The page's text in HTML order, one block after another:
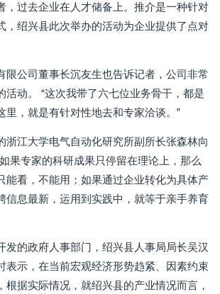
，过去企业在人才储备上。推介是一种针对
，绍兴县此次举办的活动为企业提供了点对
限公司董事长沉友生也告诉记者，公司非常
活动。 “这次我带了六七位业务骨干，都是
里，就是有针对性地去和专家洽谈。”
浙江大学电气自动化研究所副所长张森林向
果专家的科研成果只停留在理论上，那么
能看，不能用；如果通过企业转化为具体产
信息最新，运用到实践中，就等于亲手养育
发的政府人事部门，绍兴县人事局局长吴汉
表示，在当前宏观经济形势趋紧、因素约束
根据实际情况，就绍兴县的产业情况而言，